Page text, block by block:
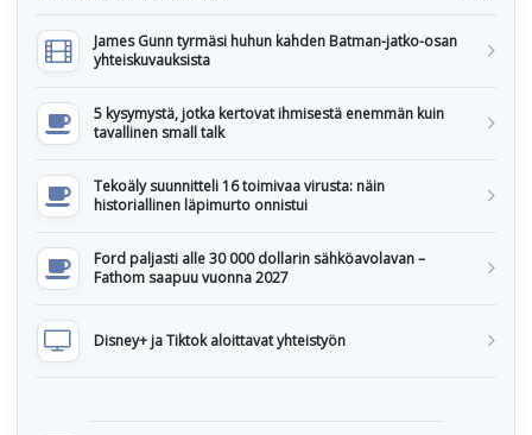
James Gunn tyrmäsi huhun kahden Batman-jatko-osan
yhteiskuvauksista
5 kysymystä, jotka kertovat ihmisestä enemmän kuin
tavallinen small talk
Tekoäly suunnitteli 16 toimivaa virusta: näin
historiallinen läpimurto onnistui
Ford paljasti alle 30 000 dollarin sähköavolavan –
Fathom saapuu vuonna 2027
Disney+ ja Tiktok aloittavat yhteistyön